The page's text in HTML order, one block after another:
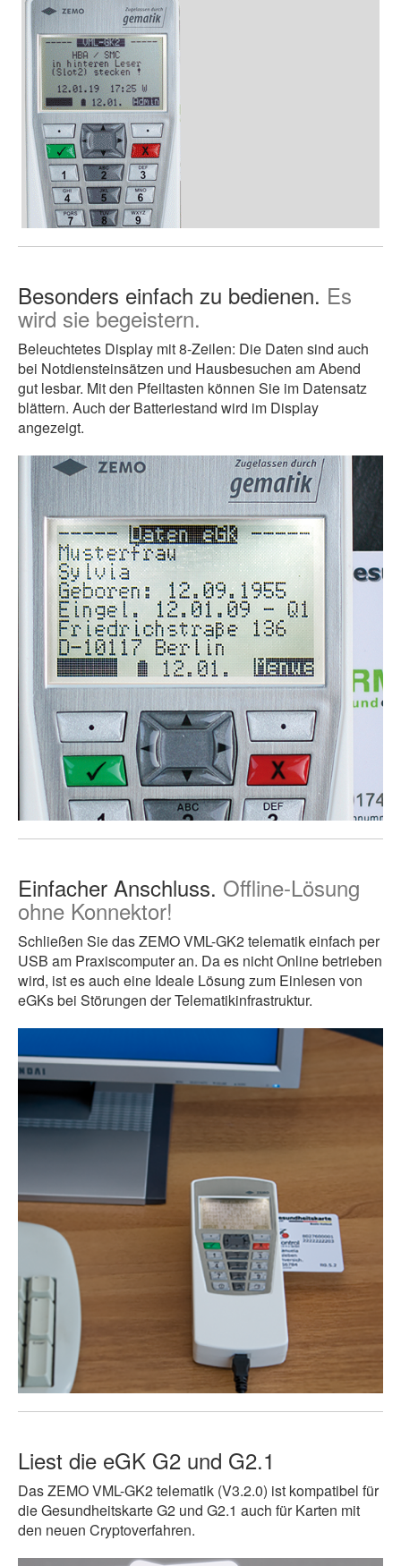
Besonders einfach zu bedienen. Es
wird sie begeistern.
Beleuchtetes Display mit 8-Zeilen: Die Daten sind auch
bei Notdiensteinsätzen und Hausbesuchen am Abend
gut lesbar. Mit den Pfeiltasten können Sie im Datensatz
blättern. Auch der Batteriestand wird im Display
angezeigt.
Einfacher Anschluss. Offline-Lösung
ohne Konnektor!
Schließen Sie das ZEMO VML-GK2 telematik einfach per
USB am Praxiscomputer an. Da es nicht Online betrieben
wird, ist es auch eine Ideale Lösung zum Einlesen von
eGKs bei Störungen der Telematikinfrastruktur.
Liest die eGK G2 und G2.1
Das ZEMO VML-GK2 telematik (V3.2.0) ist kompatibel für
die Gesundheitskarte G2 und G2.1 auch für Karten mit
den neuen Cryptoverfahren.